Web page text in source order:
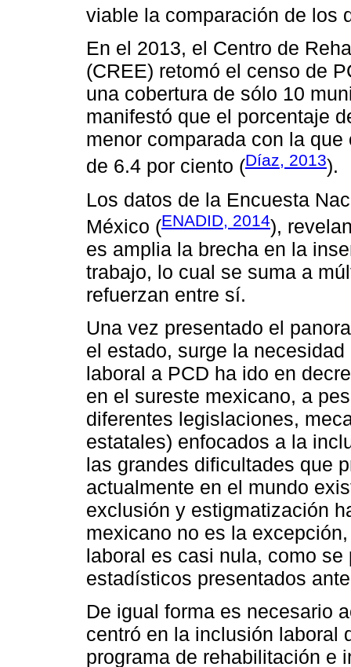
viable la comparación de los
En el 2013, el Centro de
(CREE) retomó el censo de
una cobertura de sólo 10
manifestó que el porcentaje
menor comparada con la
de 6.4 por ciento (Díaz, 2013).
Los datos de la Encuesta
México (ENADID, 2014),
es amplia la brecha en la
trabajo, lo cual se suma a
refuerzan entre sí.
Una vez presentado el
el estado, surge la
laboral a PCD ha ido en
en el sureste mexicano, a
diferentes legislaciones,
estatales) enfocados a la
las grandes dificultades que
actualmente en el mundo
exclusión y estigmatización
mexicano no es la
laboral es casi nula, como
estadísticos presentados
De igual forma es necesario
centró en la inclusión laboral
programa de rehabilitación e